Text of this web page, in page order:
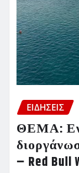
ΕΙΔΗΣΕΙΣ
ΘΕΜΑ:
– Red Bull